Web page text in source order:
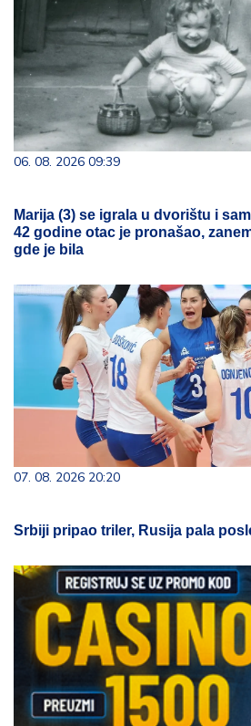
06. 08. 2026 09:39
Marija (3) se igrala u dvorištu i
42 godine otac je pronašao,
gde je bila
07. 08. 2026 20:20
Srbiji pripao triler, Rusija pala